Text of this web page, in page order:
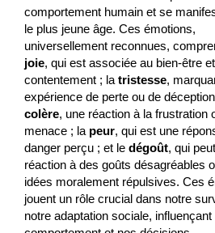
comportement humain et se
le plus jeune âge. Ces émotions,
universellement reconnues,
joie, qui est associée au bien-être
contentement ; la tristesse,
expérience de perte ou de
colère, une réaction à la frustration
menace ; la peur, qui est une
danger perçu ; et le dégoût, qui
réaction à des goûts désagréables
idées moralement répulsives. Ces
jouent un rôle crucial dans notre
notre adaptation sociale, influençant